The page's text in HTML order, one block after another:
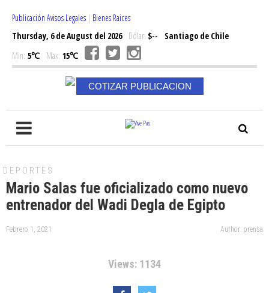
Publicación Avisos Legales | Bienes Raices
Thursday, 6 de August del 2026Dólar: $--
Santiago de Chile
Min: 5℃ Max: 15℃
COTIZAR PUBLICACION
DEPORTES
Mario Salas fue oficializado como nuevo
entrenador del Wadi Degla de Egipto
Febrero 1, 2021 Author: prensa
Views: 1134